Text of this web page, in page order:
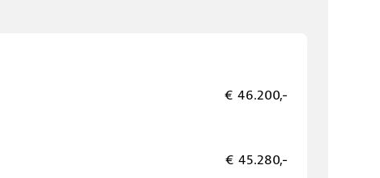
€ 46.200,-
€ 45.280,-